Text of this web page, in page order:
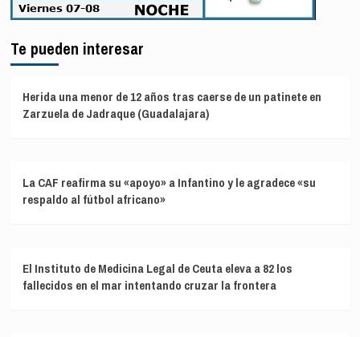
Te pueden interesar
Herida una menor de 12 años tras caerse de un patinete en
Zarzuela de Jadraque (Guadalajara)
La CAF reafirma su «apoyo» a Infantino y le agradece «su
respaldo al fútbol africano»
El Instituto de Medicina Legal de Ceuta eleva a 82 los
fallecidos en el mar intentando cruzar la frontera